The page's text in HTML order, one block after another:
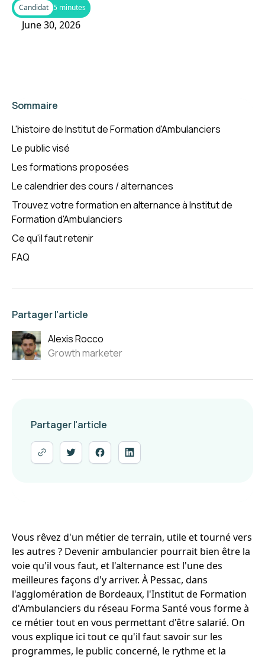
Candidat 5 minutes
June 30, 2026
Sommaire
L'histoire de Institut de Formation d'Ambulanciers
Le public visé
Les formations proposées
Le calendrier des cours / alternances
Trouvez votre formation en alternance à Institut de
Formation d'Ambulanciers
Ce qu'il faut retenir
FAQ
Partager l'article
Alexis Rocco
Growth marketer
Partager l'article
Vous rêvez d'un métier de terrain, utile et tourné vers
les autres ? Devenir ambulancier pourrait bien être la
voie qu'il vous faut, et l'alternance est l'une des
meilleures façons d'y arriver. À Pessac, dans
l'agglomération de Bordeaux, l'Institut de Formation
d'Ambulanciers du réseau Forma Santé vous forme à
ce métier tout en vous permettant d'être salarié. On
vous explique ici tout ce qu'il faut savoir sur les
programmes, le public concerné, le rythme et la